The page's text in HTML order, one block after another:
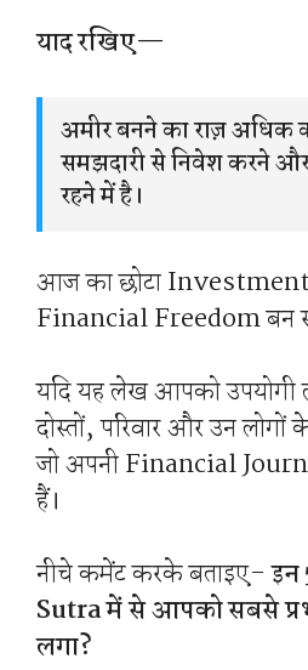
याद रखिए—
अमीर बनने का राज़ अधिक
समझदारी से निवेश करने
रहने में है।
आज का छोटा
Financial Freedom बन
यदि यह लेख आपको उपयोगी
दोस्तों, परिवार और उन
जो अपनी Financial
हैं।
नीचे कमेंट करके बताइए-
Sutra में से आपको सबसे
लगा?